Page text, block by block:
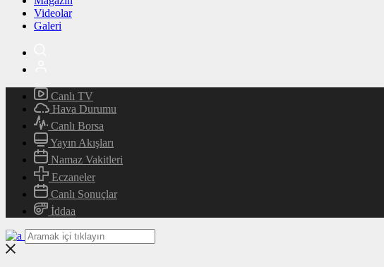
Videolar
Galeri
Canlı TV
Hava Durumu
Canlı Borsa
Yayın Akışları
Namaz Vakitleri
Eczaneler
Canlı Sonuçlar
İddaa